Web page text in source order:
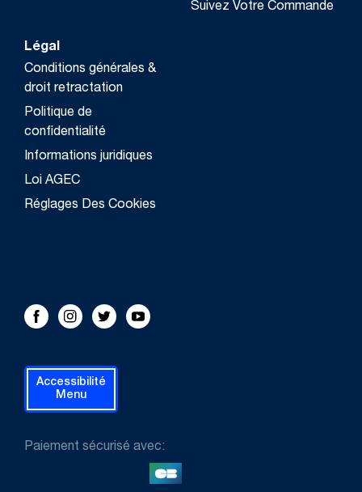
Suivez Votre Commande
Légal
Conditions générales &
droit retractation
Politique de
confidentialité
Informations juridiques
Loi AGEC
Réglages Des Cookies
FOLLOW US!
FacebookInstagram
TwitterYoutube
Paiement sécurisé avec:
Accessibilité
Menu